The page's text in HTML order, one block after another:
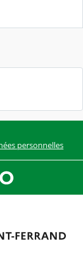
personnelles